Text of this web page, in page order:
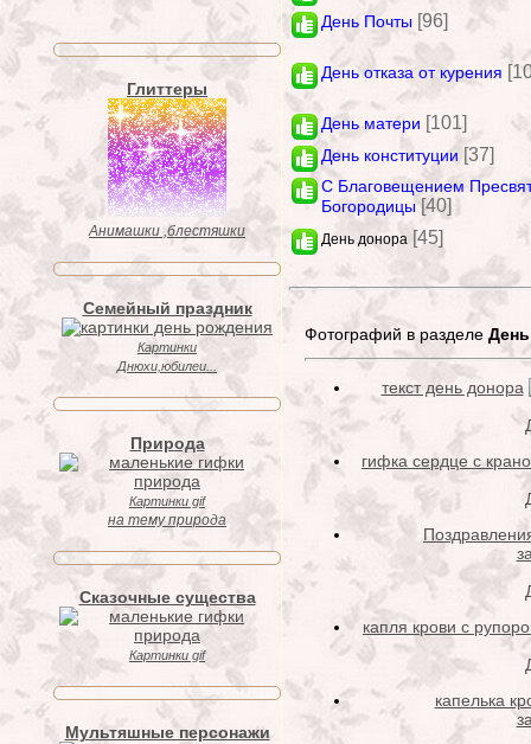
Глиттеры
Анимашки ,блестяшки
Семейный праздник
Картинки
Днюхи,юбилеи...
Природа
Картинки gif
на тему природа
Сказочные существа
Картинки gif
Мультяшные персонажи
День Почты [96]
День отказа от курения
День матери [101]
День конституции [37]
С Благовещением
Богородицы [40]
День донора [45]
Фотографий в разделе
текст день донора
гифка сердце с
капля крови с
капелька